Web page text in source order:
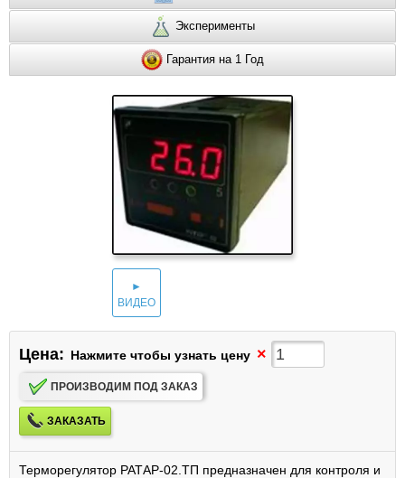
Эксперименты
Гарантия на 1 Год
►
ВИДЕО
Цена: Нажмите чтобы узнать цену ×
ПРОИЗВОДИМ ПОД ЗАКАЗ
ЗАКАЗАТЬ
Терморегулятор РАТАР-02.ТП предназначен для контроля и